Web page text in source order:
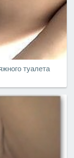
туалета